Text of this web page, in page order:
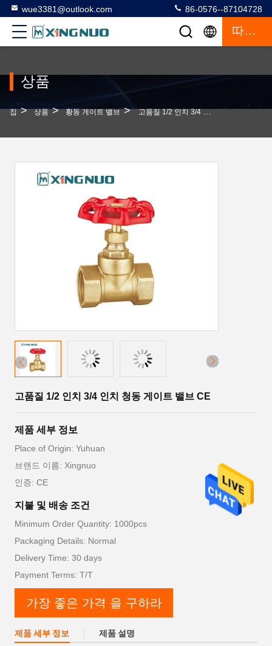
wue3381@outlook.com 86-0576--87104728
따옴표
상품
집 > 상품 > 황동 게이트 밸브 > 고품질 1/2 인치 3/4 인치 청동 게이트 밸브 CE
고품질 1/2 인치 3/4 인치 청동 게이트 밸브 CE
제품 세부 정보
Place of Origin: Yuhuan
브랜드 이름: Xingnuo
인증: CE
지불 및 배송 조건
Minimum Order Quantity: 1000pcs
Packaging Details: Normal
Delivery Time: 30 days
Payment Terms: T/T
가장 좋은 가격 을 구하라
제품 세부 정보 제품 설명